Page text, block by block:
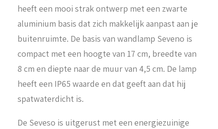
heeft een mooi strak ontwerp met een zwarte
aluminium basis dat zich makkelijk aanpast aan je
buitenruimte. De basis van wandlamp Seveno is
compact met een hoogte van 17 cm, breedte van
8 cm en diepte naar de muur van 4,5 cm. De lamp
heeft een IP65 waarde en dat geeft aan dat hij
spatwaterdicht is.
De Seveso is uitgerust met een energiezuinige